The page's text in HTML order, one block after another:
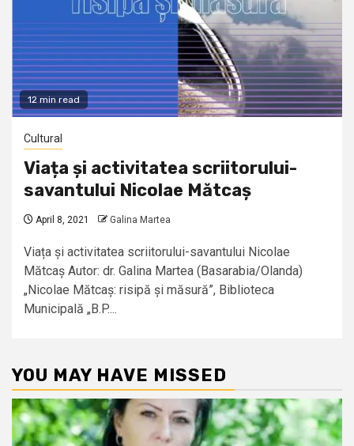
12 min read
Cultural
Viața și activitatea scriitorului-
savantului Nicolae Mătcaș
April 8, 2021 Galina Martea
Viața și activitatea scriitorului-savantului Nicolae
Mătcaș Autor: dr. Galina Martea (Basarabia/Olanda)
„Nicolae Mătcaș: risipă și măsură”, Biblioteca
Municipală „B.P....
YOU MAY HAVE MISSED